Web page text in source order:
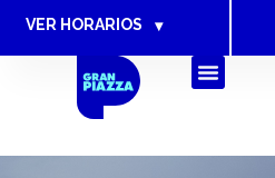
VER HORARIOS ▾